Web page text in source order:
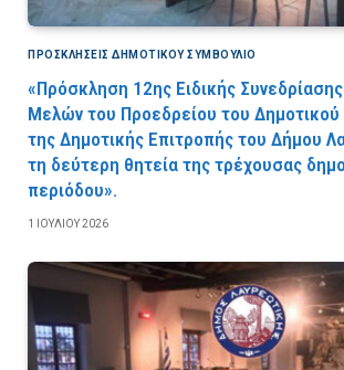
ΠΡΟΣΚΛΉΣΕΙΣ ΔΗΜΟΤΙΚΟΎ ΣΥΜΒΟΎΛΙΟ
«Πρόσκληση 12ης Ειδικής
Μελών του Προεδρείου του Δημοτικού
της Δημοτικής Επιτροπής του Δήμου
τη δεύτερη θητεία της τρέχουσας
περιόδου».
1 ΙΟΥΛΊΟΥ 2026